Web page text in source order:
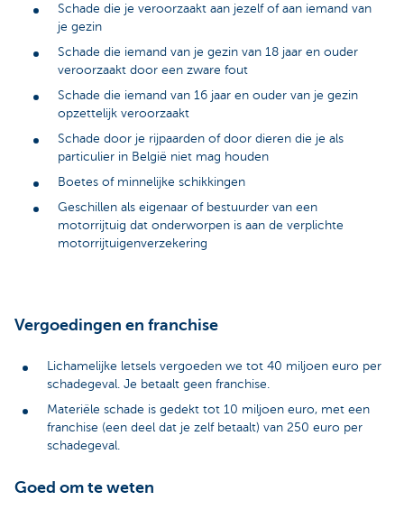
Schade die je veroorzaakt aan jezelf of aan iemand van
je gezin
Schade die iemand van je gezin van 18 jaar en ouder
veroorzaakt door een zware fout
Schade die iemand van 16 jaar en ouder van je gezin
opzettelijk veroorzaakt
Schade door je rijpaarden of door dieren die je als
particulier in België niet mag houden
Boetes of minnelijke schikkingen
Geschillen als eigenaar of bestuurder van een
motorrijtuig dat onderworpen is aan de verplichte
motorrijtuigenverzekering
Vergoedingen en franchise
Lichamelijke letsels vergoeden we tot 40 miljoen euro per
schadegeval. Je betaalt geen franchise.
Materiële schade is gedekt tot 10 miljoen euro, met een
franchise (een deel dat je zelf betaalt) van 250 euro per
schadegeval.
Goed om te weten